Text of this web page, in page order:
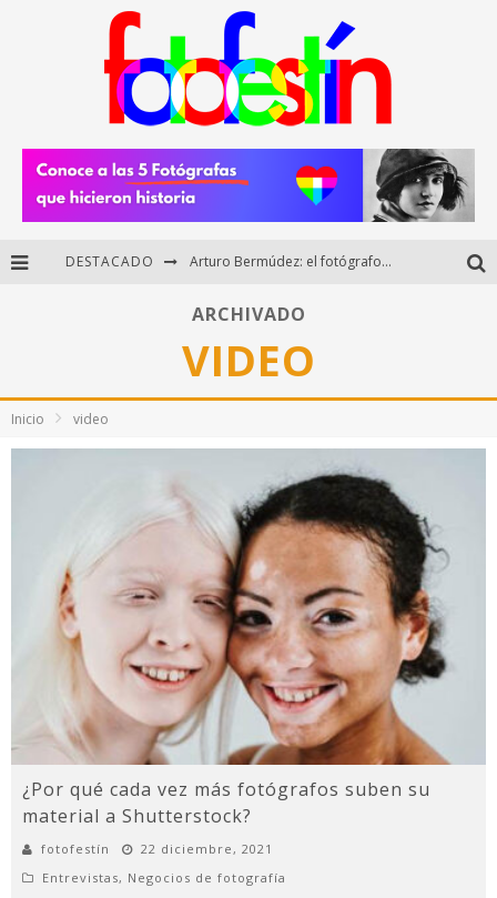
DESTACADO Arturo Bermúdez: el fotógrafo mexicano que brilló en los Premios HUAWEI XMAGE 2025
Fotógrafos mexicanos de Postal 5.6 brillan como finalistas del Concurso Nacional de Fotografía Cuartoscuro 2026
ARCHIVADO
VIDEO
Inicio video
¿Por qué cada vez más fotógrafos suben su
material a Shutterstock?
fotofestín
22 diciembre, 2021
Entrevistas, Negocios de fotografía